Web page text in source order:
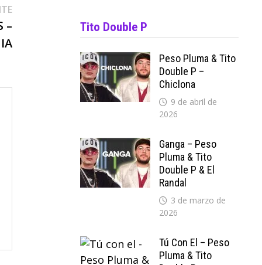
Entrada
–
Tito Double P
Peso Pluma & Tito
Double P –
Chiclona
9 de abril de
2026
Ganga – Peso
Pluma & Tito
Double P & El
Randal
3 de marzo de
2026
Tú Con El – Peso
Pluma & Tito